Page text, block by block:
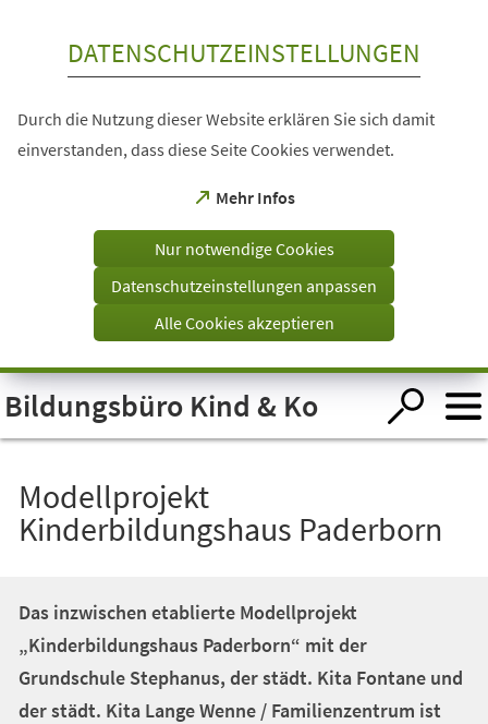
Visuelle
Assistenzsoftware
öffnen.
DATENSCHUTZEINSTELLUNGEN
Durch die Nutzung dieser Website erklären Sie sich damit
einverstanden, dass diese Seite Cookies verwendet.
Mehr Infos
(Öffnet
einem
Tab)
Nur notwendige Cookies
Datenschutzeinstellungen anpassen
Alle Cookies akzeptieren
Bildungsbüro Kind & Ko
Modellprojekt
Kinderbildungshaus Paderborn
Das inzwischen etablierte Modellprojekt
„Kinderbildungshaus Paderborn“ mit der
Grundschule Stephanus, der städt. Kita Fontane und
der städt. Kita Lange Wenne / Familienzentrum ist